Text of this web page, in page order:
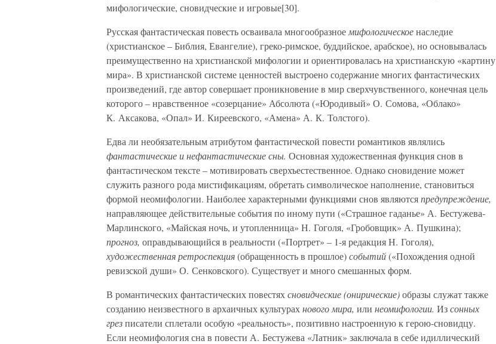
мифологические, сновидческие и игровые[30].
Русская фантастическая повесть осваивала многообразное мифологическоенаследие
(христианское – Библия, Евангелие), греко-римское, буддийское, арабское), но основывалась
преимущественно на христианской мифологии и ориентировалась на христианскую «картину
мира». В христианской системе ценностей выстроено содержание многих фантастических
произведений, где автор совершает проникновение в мир сверхчувственного, конечная цель
которого – нравственное «созерцание» Абсолюта («Юродивый» О. Сомова, «Облако»
К. Аксакова, «Опал» И. Киреевского, «Амена» А. К. Толстого).
Едва ли необязательным атрибутом фантастической повести романтиков являлись
фантастические и нефантастические сны. Основная художественная функция снов в
фантастическом тексте – мотивировать сверхъестественное. Однако сновидение может
служить разного рода мистификациям, обретать символическое наполнение, становиться
формой неомифологии. Наиболее характерными функциями снов являютсяпредупреждение,
направляющее действительные события по иному пути («Страшное гаданье» А. Бестужева-
Марлинского, «Майская ночь, и утопленница» Н. Гоголя, «Гробовщик» А. Пушкина);
прогноз, оправдывающийся в реальности («Портрет» – 1-я редакция Н. Гоголя),
художественная ретроспекция(обращенность в прошлое)событий(«Похождения одной
ревизской души» О. Сенковского). Существует и много смешанных форм.
В романтических фантастических повестяхсновидческие (онирические)образы служат также
созданию неизвестного в архаичных культурахнового мира, или неомифологии. Изсонных
грезписатели сплетали особую «реальность», позитивно настроенную к герою-сновидцу.
Если неомифология сна в повести А. Бестужева «Латник» заключала в себе идиллический